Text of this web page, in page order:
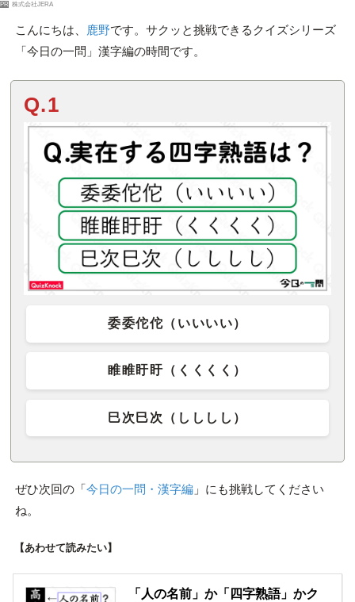
PR 株式会社JERA
こんにちは、 鹿野です。サクッと挑戦できるクイズシリーズ
「今日の一問」漢字編の時間です。
Q.1
委委佗佗（いいいい）
睢睢盱盱（くくくく）
巳次巳次（しししし）
ぜひ次回の「今日の一問・漢字編」にも挑戦してください
ね。
【あわせて読みたい】
「人の名前」か「四字熟語」かク